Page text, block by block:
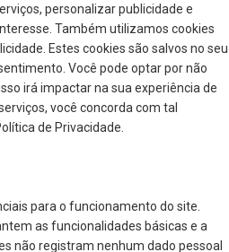
personalizar publicidade e
Também utilizamos cookies
Estes cookies são salvos no seu
Você pode optar por não
irá impactar na sua experiência de
você concorda com tal
de Privacidade.
para o funcionamento do site.
as funcionalidades básicas e a
não registram nenhum dado pessoal